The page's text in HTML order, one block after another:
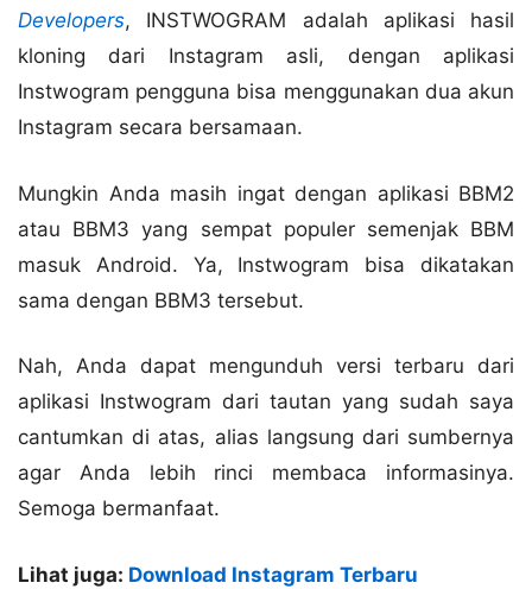
Developers, INSTWOGRAM adalah aplikasi hasil
kloning dari Instagram asli, dengan aplikasi
Instwogram pengguna bisa menggunakan dua akun
Instagram secara bersamaan.
Mungkin Anda masih ingat dengan aplikasi BBM2
atau BBM3 yang sempat populer semenjak BBM
masuk Android. Ya, Instwogram bisa dikatakan
sama dengan BBM3 tersebut.
Nah, Anda dapat mengunduh versi terbaru dari
aplikasi Instwogram dari tautan yang sudah saya
cantumkan di atas, alias langsung dari sumbernya
agar Anda lebih rinci membaca informasinya.
Semoga bermanfaat.
Lihat juga: Download Instagram Terbaru